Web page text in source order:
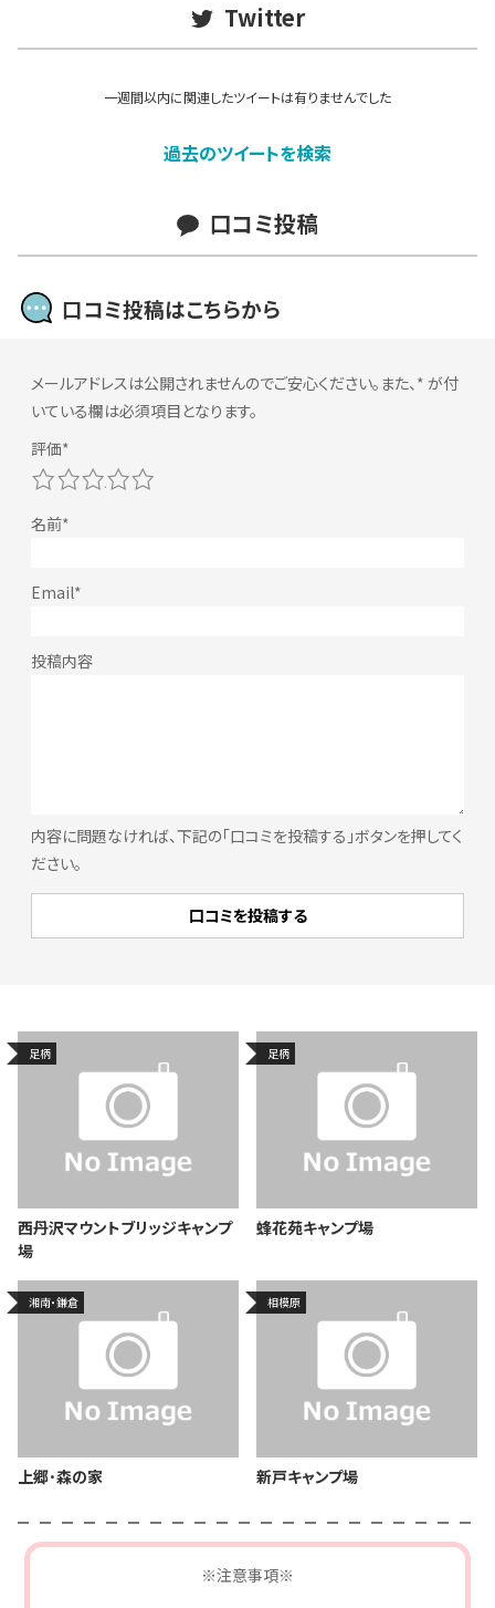
Twitter
一週間以内に関連したツイートは有りませんでした
過去のツイートを検索
口コミ投稿
口コミ投稿はこちらから
メールアドレスは公開されませんのでご安心ください。また、* が付
いている欄は必須項目となります。
内容に問題なければ、下記の「口コミを投稿する」ボタンを押してく
ださい。
5
4
3
2
足柄
西丹沢マウントブリッジキャンプ
場
足柄
蜂花苑キャンプ場
湘南・鎌倉
上郷･森の家
相模原
新戸キャンプ場
※注意事項※